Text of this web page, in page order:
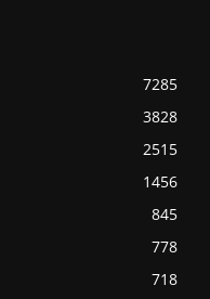
7285
3828
2515
1456
845
778
718